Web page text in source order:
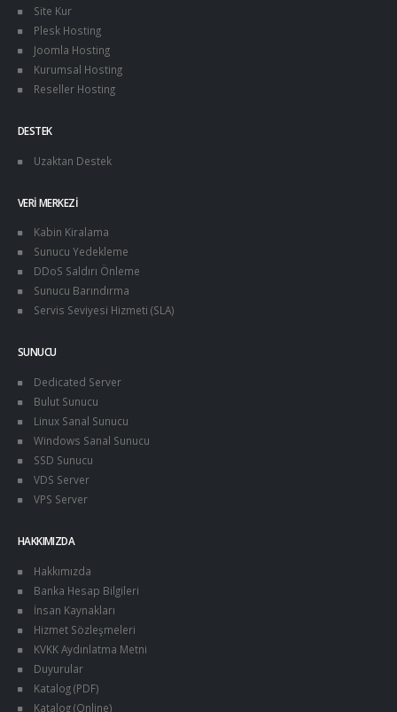
Site Kur
Plesk Hosting
Joomla Hosting
Kurumsal Hosting
Reseller Hosting
DESTEK
Uzaktan Destek
VERI MERKEZI
Kabin Kiralama
Sunucu Yedekleme
DDoS Saldırı Önleme
Sunucu Barındırma
Servis Seviyesi Hizmeti (SLA)
SUNUCU
Dedicated Server
Bulut Sunucu
Linux Sanal Sunucu
Windows Sanal Sunucu
SSD Sunucu
VDS Server
VPS Server
HAKKIMIZDA
Hakkımızda
Banka Hesap Bilgileri
İnsan Kaynakları
Hizmet Sözleşmeleri
KVKK Aydınlatma Metni
Duyurular
Katalog (PDF)
Katalog (Online)